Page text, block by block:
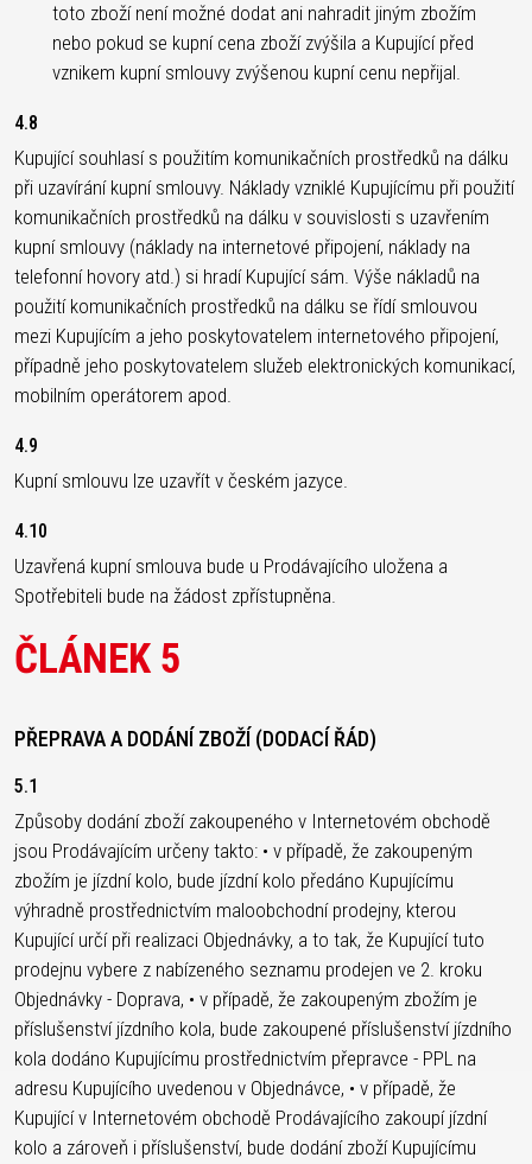
toto zboží není možné dodat ani nahradit jiným zbožím
nebo pokud se kupní cena zboží zvýšila a Kupující před
vznikem kupní smlouvy zvýšenou kupní cenu nepřijal.
4.8
Kupující souhlasí s použitím komunikačních prostředků na dálku
při uzavírání kupní smlouvy. Náklady vzniklé Kupujícímu při použití
komunikačních prostředků na dálku v souvislosti s uzavřením
kupní smlouvy (náklady na internetové připojení, náklady na
telefonní hovory atd.) si hradí Kupující sám. Výše nákladů na
použití komunikačních prostředků na dálku se řídí smlouvou
mezi Kupujícím a jeho poskytovatelem internetového připojení,
případně jeho poskytovatelem služeb elektronických komunikací,
mobilním operátorem apod.
4.9
Kupní smlouvu lze uzavřít v českém jazyce.
4.10
Uzavřená kupní smlouva bude u Prodávajícího uložena a
Spotřebiteli bude na žádost zpřístupněna.
ČLÁNEK 5
PŘEPRAVA A DODÁNÍ ZBOŽÍ (DODACÍ ŘÁD)
5.1
Způsoby dodání zboží zakoupeného v Internetovém obchodě
jsou Prodávajícím určeny takto: • v případě, že zakoupeným
zbožím je jízdní kolo, bude jízdní kolo předáno Kupujícímu
výhradně prostřednictvím maloobchodní prodejny, kterou
Kupující určí při realizaci Objednávky, a to tak, že Kupující tuto
prodejnu vybere z nabízeného seznamu prodejen ve 2. kroku
Objednávky - Doprava, • v případě, že zakoupeným zbožím je
příslušenství jízdního kola, bude zakoupené příslušenství jízdního
kola dodáno Kupujícímu prostřednictvím přepravce - PPL na
adresu Kupujícího uvedenou v Objednávce, • v případě, že
Kupující v Internetovém obchodě Prodávajícího zakoupí jízdní
kolo a zároveň i příslušenství, bude dodání zboží Kupujícímu